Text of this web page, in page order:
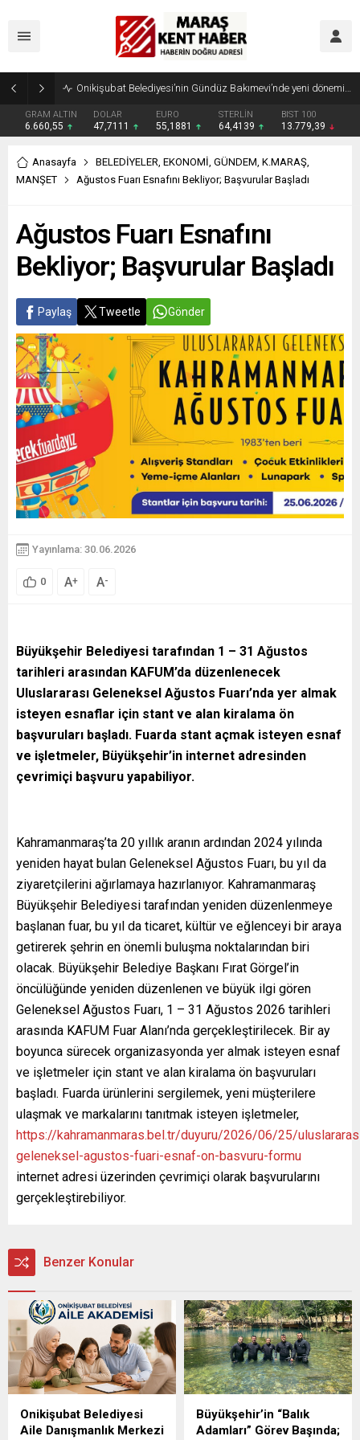
Geleneksel Ağustos Fuarı’nda Madrigal Coşkusu
GRAM ALTIN
6.660,55
DOLAR
47,7111
EURO
55,1881
STERLİN
64,4139
BIST 100
13.779,39
Anasayfa BELEDİYELER, EKONOMİ, GÜNDEM, K.MARAŞ,
MANŞET
Ağustos Fuarı Esnafını Bekliyor; Başvurular Başladı
Ağustos Fuarı Esnafını
Bekliyor; Başvurular Başladı
Paylaş Tweetle Gönder
Yayınlama: 30.06.2026
0 A+ A-
Büyükşehir Belediyesi tarafından 1 – 31 Ağustos
tarihleri arasından KAFUM’da düzenlenecek
Uluslararası Geleneksel Ağustos Fuarı’nda yer almak
isteyen esnaflar için stant ve alan kiralama ön
başvuruları başladı. Fuarda stant açmak isteyen esnaf
ve işletmeler, Büyükşehir’in internet adresinden
çevrimiçi başvuru yapabiliyor.
Kahramanmaraş’ta 20 yıllık aranın ardından 2024 yılında
yeniden hayat bulan Geleneksel Ağustos Fuarı, bu yıl da
ziyaretçilerini ağırlamaya hazırlanıyor. Kahramanmaraş
Büyükşehir Belediyesi tarafından yeniden düzenlenmeye
başlanan fuar, bu yıl da ticaret, kültür ve eğlenceyi bir araya
getirerek şehrin en önemli buluşma noktalarından biri
olacak. Büyükşehir Belediye Başkanı Fırat Görgel’in
öncülüğünde yeniden düzenlenen ve büyük ilgi gören
Geleneksel Ağustos Fuarı, 1 – 31 Ağustos 2026 tarihleri
arasında KAFUM Fuar Alanı’nda gerçekleştirilecek. Bir ay
boyunca sürecek organizasyonda yer almak isteyen esnaf
ve işletmeler için stant ve alan kiralama ön başvuruları
başladı. Fuarda ürünlerini sergilemek, yeni müşterilere
ulaşmak ve markalarını tanıtmak isteyen işletmeler,
https://kahramanmaras.bel.tr/duyuru/2026/06/25/
geleneksel-agustos-fuari-esnaf-on-basvuru-formu
internet adresi üzerinden çevrimiçi olarak başvurularını
gerçekleştirebiliyor.
Benzer Konular
Onikişubat Belediyesi
Aile Danışmanlık Merkezi
Büyükşehir’in “Balık
Adamları” Görev Başında;